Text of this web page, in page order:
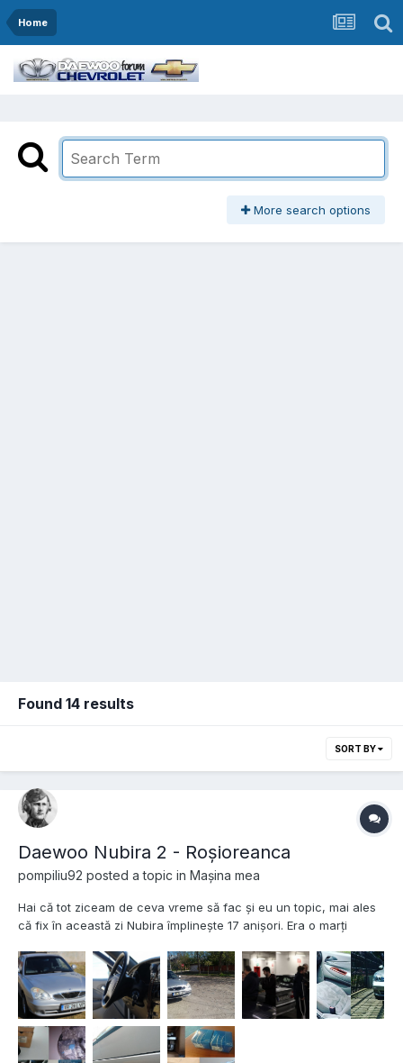
Home
More search options
Found 14 results
SORT BY
Daewoo Nubira 2 - Roșioreanca
pompiliu92 posted a topic in Mașina mea
Hai că tot ziceam de ceva vreme să fac și eu un topic, mai ales
că fix în această zi Nubira împlinește 17 anișori. Era o marți
intrase deja în vacanță. Fericire mare! Cu o seară înainte dăduse
chiar și primii fulgi de nea ceea ce sporea...